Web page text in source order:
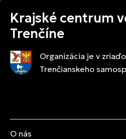
Krajské centrum
Trenčíne
Organizácia je v
Trenčianskeho
O nás